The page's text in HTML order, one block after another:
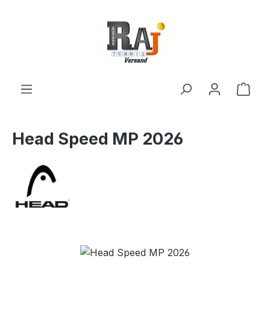
Head Speed MP 2026
Bildergalerie überspringen